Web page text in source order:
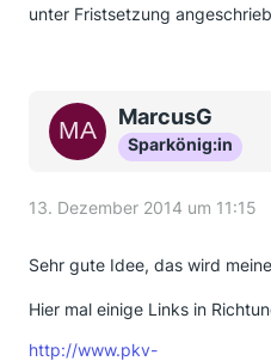
unter Fristsetzung
MarcusG
Sparkönig:in
13. Dezember 2014 um 11:15
Sehr gute Idee, das wird
Hier mal einige Links in
http://www.pkv-